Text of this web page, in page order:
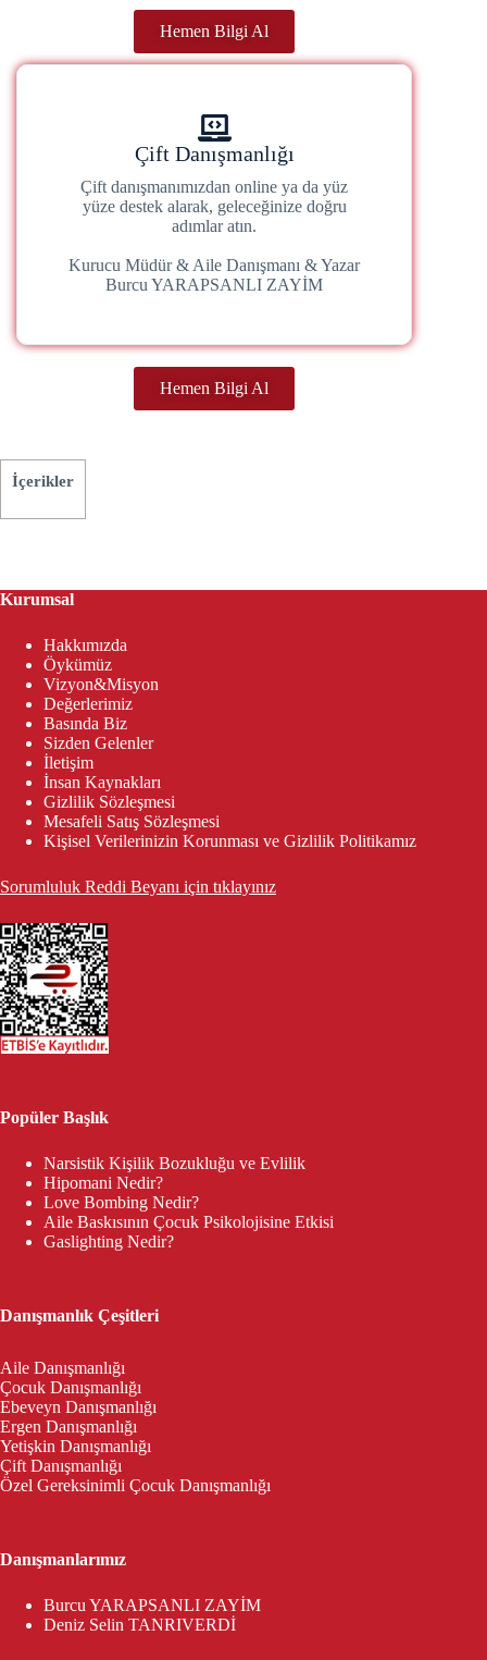
Hemen Bilgi Al
Çift Danışmanlığı
Çift danışmanımızdan online ya da yüz
yüze destek alarak, geleceğinize doğru
adımlar atın.
Kurucu Müdür & Aile Danışmanı & Yazar
Burcu YARAPSANLI ZAYİM
Hemen Bilgi Al
İçerikler
Kurumsal
Hakkımızda
Öykümüz
Vizyon&Misyon
Değerlerimiz
Basında Biz
Sizden Gelenler
İletişim
İnsan Kaynakları
Gizlilik Sözleşmesi
Mesafeli Satış Sözleşmesi
Kişisel Verilerinizin Korunması ve Gizlilik Politikamız
Sorumluluk Reddi Beyanı için tıklayınız
Popüler Başlık
Narsistik Kişilik Bozukluğu ve Evlilik
Hipomani Nedir?
Love Bombing Nedir?
Aile Baskısının Çocuk Psikolojisine Etkisi
Gaslighting Nedir?
Danışmanlık Çeşitleri
Aile Danışmanlığı
Çocuk Danışmanlığı
Ebeveyn Danışmanlığı
Ergen Danışmanlığı
Yetişkin Danışmanlığı
Çift Danışmanlığı
Özel Gereksinimli Çocuk Danışmanlığı
Danışmanlarımız
Burcu YARAPSANLI ZAYİM
Deniz Selin TANRIVERDİ